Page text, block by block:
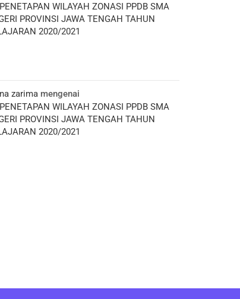
WILAYAH ZONASI PPDB SMA
PROVINSI JAWA TENGAH TAHUN
2020/2021
zarima mengenai
WILAYAH ZONASI PPDB SMA
PROVINSI JAWA TENGAH TAHUN
2020/2021